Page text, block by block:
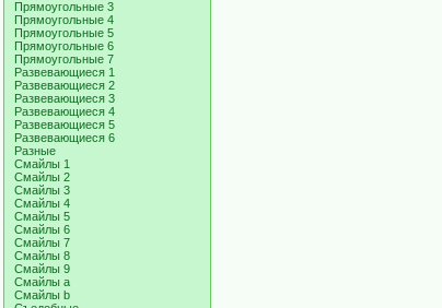
Прямоугольные 3
Прямоугольные 4
Прямоугольные 5
Прямоугольные 6
Прямоугольные 7
Развевающиеся 1
Развевающиеся 2
Развевающиеся 3
Развевающиеся 4
Развевающиеся 5
Развевающиеся 6
Разные
Смайлы 1
Смайлы 2
Смайлы 3
Смайлы 4
Смайлы 5
Смайлы 6
Смайлы 7
Смайлы 8
Смайлы 9
Смайлы a
Смайлы b